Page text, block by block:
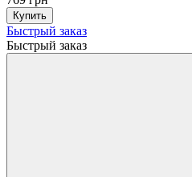
Купить
Быстрый заказ
Быстрый заказ